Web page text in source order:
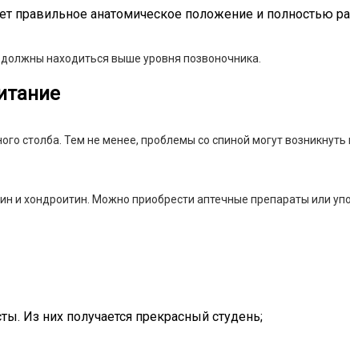
правильное анатомическое положение и полностью
находиться выше уровня позвоночника.
столба. Тем не менее, проблемы со спиной могут возникнуть
и хондроитин. Можно приобрести аптечные препараты или
Из них получается прекрасный студень;